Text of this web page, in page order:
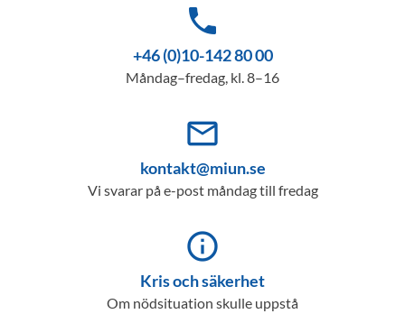
phone
+46 (0)10-142 80 00
Måndag–fredag, kl. 8–16
mail_outline
kontakt@miun.se
Vi svarar på e-post måndag till fredag
info_outline
Kris och säkerhet
Om nödsituation skulle uppstå